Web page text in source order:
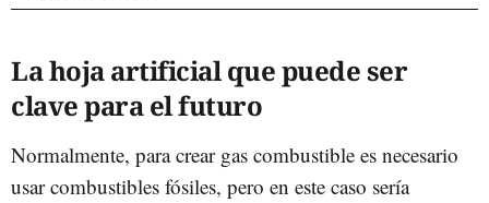
La hoja artificial que puede ser
clave para el futuro
Normalmente, para crear gas combustible es necesario
usar combustibles fósiles, pero en este caso sería